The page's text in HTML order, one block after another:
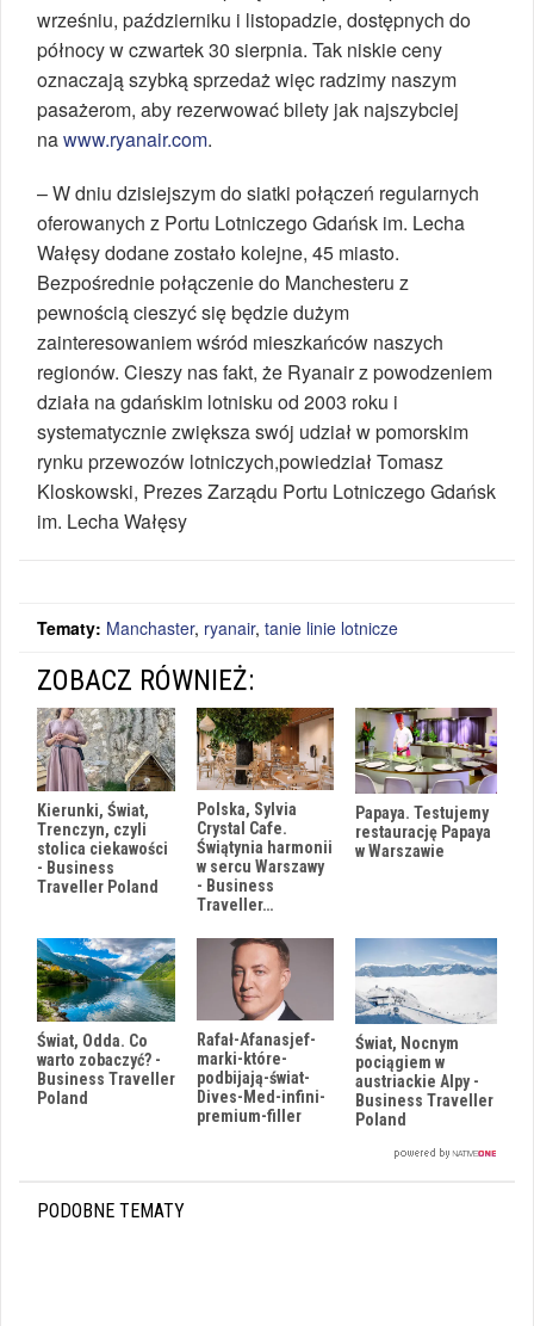
wrześniu, październiku i listopadzie, dostępnych do
północy w czwartek 30 sierpnia. Tak niskie ceny
oznaczają szybką sprzedaż więc radzimy naszym
pasażerom, aby rezerwować bilety jak najszybciej
nawww.ryanair.com.
– W dniu dzisiejszym do siatki połączeń regularnych
oferowanych z Portu Lotniczego Gdańsk im. Lecha
Wałęsy dodane zostało kolejne, 45 miasto.
Bezpośrednie połączenie do Manchesteru z
pewnością cieszyć się będzie dużym
zainteresowaniem wśród mieszkańców naszych
regionów. Cieszy nas fakt, że Ryanair z powodzeniem
działa na gdańskim lotnisku od 2003 roku i
systematycznie zwiększa swój udział w pomorskim
rynku przewozów lotniczych,powiedział Tomasz
Kloskowski, Prezes Zarządu Portu Lotniczego Gdańsk
im. Lecha Wałęsy
Tematy: Manchaster, ryanair, tanie linie lotnicze
ZOBACZ RÓWNIEŻ:
Kierunki, Świat,
Trenczyn, czyli
stolica ciekawości
- Business
Traveller Poland
Polska, Sylvia
Crystal Cafe.
Świątynia harmonii
w sercu Warszawy
- Business
Traveller…
Papaya. Testujemy
restaurację Papaya
w Warszawie
Świat, Odda. Co
warto zobaczyć? -
Business Traveller
Poland
Rafał-Afanasjef-
marki-które-
podbijają-świat-
Dives-Med-infini-
premium-filler
Świat, Nocnym
pociągiem w
austriackie Alpy -
Business Traveller
Poland
PODOBNE TEMATY